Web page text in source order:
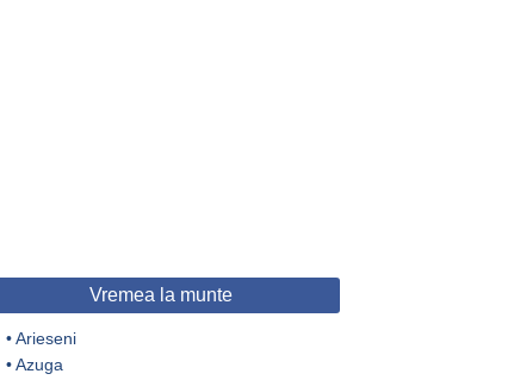
Vremea la munte
•Arieseni
•Azuga